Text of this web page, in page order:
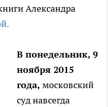
Александра
В понедельник, 9
ноября 2015
года, московский
суд навсегда